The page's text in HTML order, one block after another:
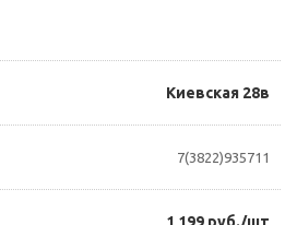
Киевская 28в
7(3822)935711